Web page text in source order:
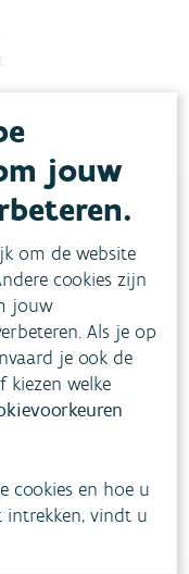
vragen.
ons
jouw
om de website
cookies zijn
jouw
Als je op
je ook de
kiezen welke
cookies en hoe u
intrekken, vindt u